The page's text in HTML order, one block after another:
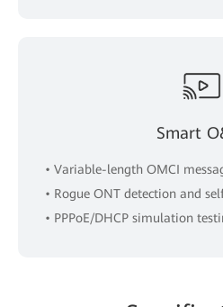
Smart
• Variable-length OMCI
• Rogue ONT detection and
• PPPoE/DHCP simulation